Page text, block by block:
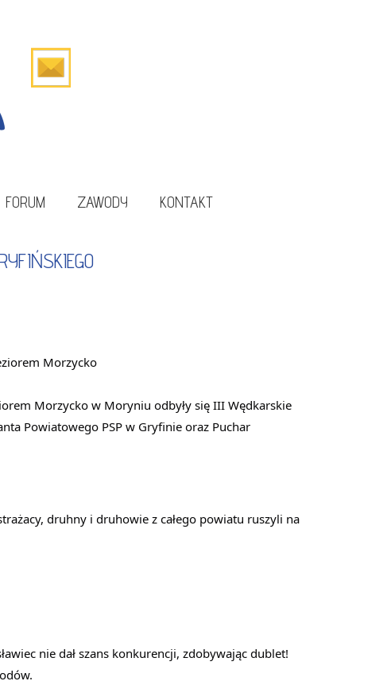
FORUM ZAWODY KONTAKT
Morzycko
Morzycko w Moryniu odbyły się III Wędkarskie
Powiatowego PSP w Gryfinie oraz Puchar
druhny i druhowie z całego powiatu ruszyli na
nie dał szans konkurencji, zdobywając dublet!